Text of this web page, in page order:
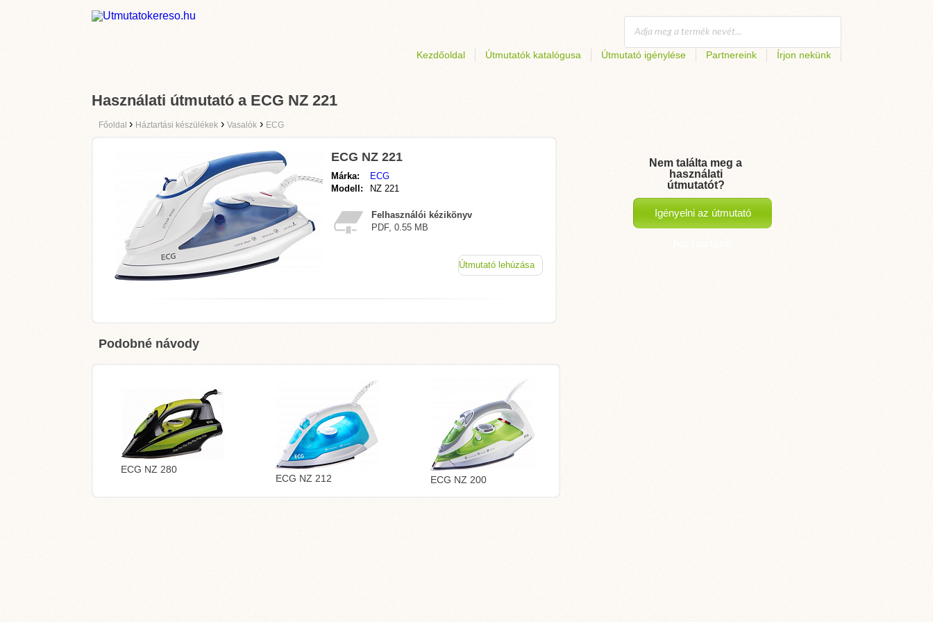
Kezdőoldal Útmutatók katalógusa Útmutató igénylése Partnereink Írjon nekünk
Használati útmutató a ECG NZ 221
Főoldal › Háztartási készülékek › Vasalók › ECG
ECG NZ 221
Márka:
ECG
Modell:
NZ 221
Felhasználói kézikönyv
PDF, 0.55 MB
Útmutató lehúzása
Podobné návody
ECG NZ 280
ECG NZ 212 ECG NZ 200
Nem találta meg a
használati
útmutatót?
Igényelni az útmutató